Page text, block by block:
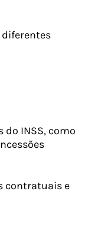
diferentes
INSS, como
contratuais e